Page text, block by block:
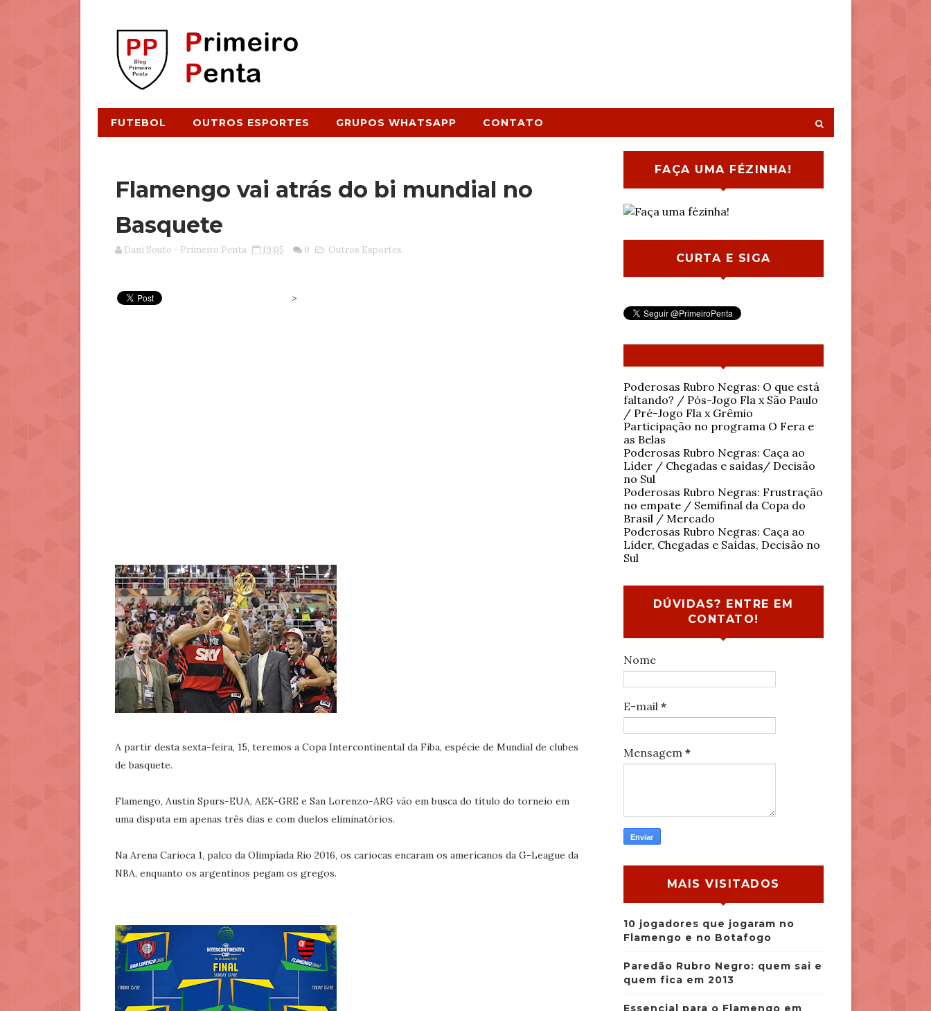
FUTEBOL OUTROS ESPORTES GRUPOS WHATSAPP CONTATO
Flamengo vai atrás do bi mundial no
Basquete
Dani Souto - Primeiro Penta 19:05 0 Outros Esportes
>
A partir desta sexta-feira, 15, teremos a Copa Intercontinental da Fiba, espécie de Mundial de clubes
de basquete.
Flamengo, Austin Spurs-EUA, AEK-GRE e San Lorenzo-ARG vão em busca do título do torneio em
uma disputa em apenas três dias e com duelos eliminatórios.
Na Arena Carioca 1, palco da Olimpíada Rio 2016, os cariocas encaram os americanos da G-League da
NBA, enquanto os argentinos pegam os gregos.
FAÇA UMA FÉZINHA!
CURTA E SIGA
Poderosas Rubro Negras: O que está
faltando? / Pós-Jogo Fla x São Paulo
/ Pré-Jogo Fla x Grêmio
Participação no programa O Fera e
as Belas
Poderosas Rubro Negras: Caça ao
Líder / Chegadas e saídas/ Decisão
no Sul
Poderosas Rubro Negras: Frustração
no empate / Semifinal da Copa do
Brasil / Mercado
Poderosas Rubro Negras: Caça ao
Líder, Chegadas e Saídas, Decisão no
Sul
DÚVIDAS? ENTRE EM
CONTATO!
Nome
E-mail *
Mensagem *
MAIS VISITADOS
10 jogadores que jogaram no
Flamengo e no Botafogo
Paredão Rubro Negro: quem sai e
quem fica em 2013
Essencial para o Flamengo em